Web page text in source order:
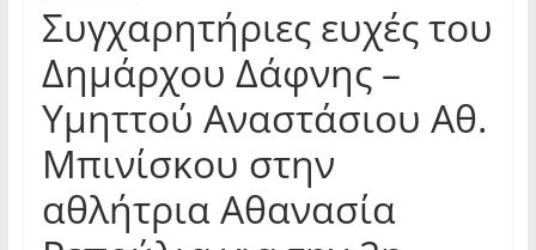
Συγχαρητήριες ευχές του
Δημάρχου Δάφνης –
Υμηττού Αναστάσιου Αθ.
Μπινίσκου στην
αθλήτρια Αθανασία